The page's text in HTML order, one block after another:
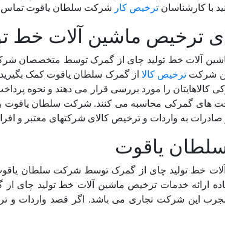
با کارشناسان ترخیص کار شرکت سلطان یاقوت تماس
ترخیص ماشین آلات خط
آلات خط تولید چای از گمرک توسط متخصصان
شرکت ترخیص کالااز گمرک سلطان یاقوت کمک
کالاهایتان را مورد بررسی قرار می دهند و نحوه
های گمرکی محاسبه می کنند. شرکت سلطان یاقوت
صادرات به واردات و ترخیص کالای شرکتهای معتبر و
یاقوت
ارائه خدمات ترخیص ماشین آلات خط تولید
این شرکت تجاری می باشد. اگر قصد واردات و